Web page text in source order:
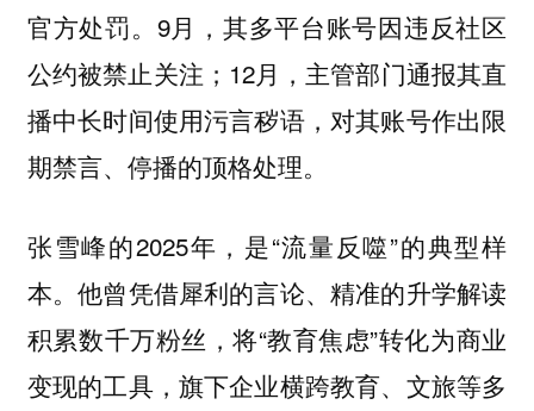
官方处罚。9月，其多平台账号因违反社区
公约被禁止关注；12月，主管部门通报其直
播中长时间使用污言秽语，对其账号作出限
期禁言、停播的顶格处理。
张雪峰的2025年，是“流量反噬”的典型样
本。他曾凭借犀利的言论、精准的升学解读
积累数千万粉丝，将“教育焦虑”转化为商业
变现的工具，旗下企业横跨教育、文旅等多